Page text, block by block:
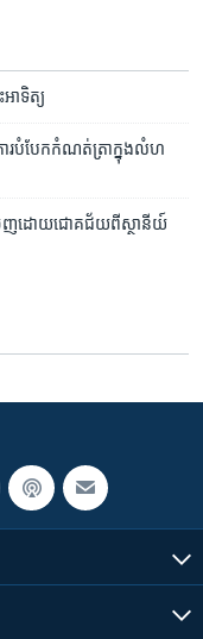
ាទិត្យ​
ារ​បំបែក​កំណត់​ត្រា​ក្នុង​លំហ​
េញ​ដោយ​ជោគជ័យ​ពី​ស្ថានីយ៍​​